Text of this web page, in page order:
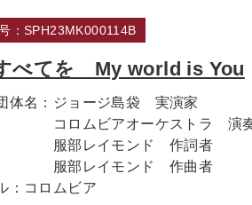
：SPH23MK000114B
べてを My world is You
体名： ジョージ島袋 実演家
コロムビアオーケストラ 演
服部レイモンド 作詞者
服部レイモンド 作曲者
： コロムビア